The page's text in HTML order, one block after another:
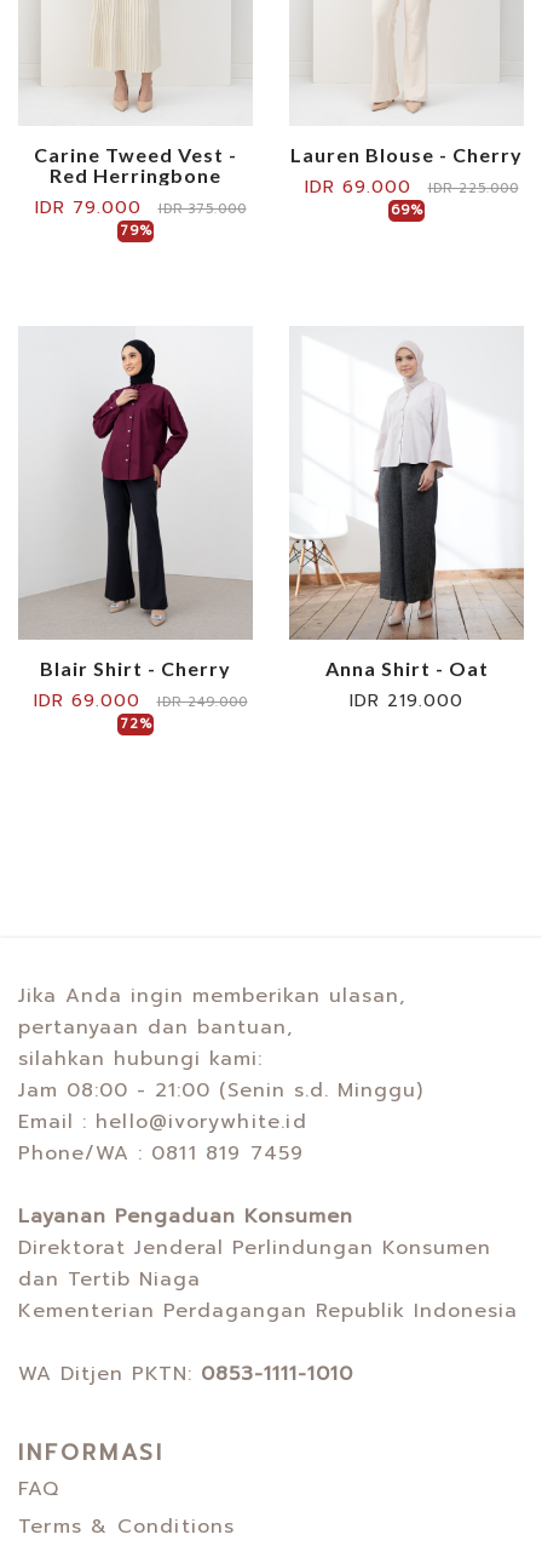
Carine Tweed Vest -
Red Herringbone
IDR 79.000
IDR 375.000
79%
Lauren Blouse - Cherry
IDR 69.000
IDR 225.000
69%
Blair Shirt - Cherry
IDR 69.000
IDR 249.000
72%
Anna Shirt - Oat
IDR 219.000
Jika Anda ingin memberikan ulasan,
pertanyaan dan bantuan,
silahkan hubungi kami:
Jam 08:00 - 21:00 (Senin s.d. Minggu)
Email : hello@ivorywhite.id
Phone/WA : 0811 819 7459
Layanan Pengaduan Konsumen
Direktorat Jenderal Perlindungan Konsumen
dan Tertib Niaga
Kementerian Perdagangan Republik Indonesia
WA Ditjen PKTN: 0853-1111-1010
INFORMASI
FAQ
Terms & Conditions